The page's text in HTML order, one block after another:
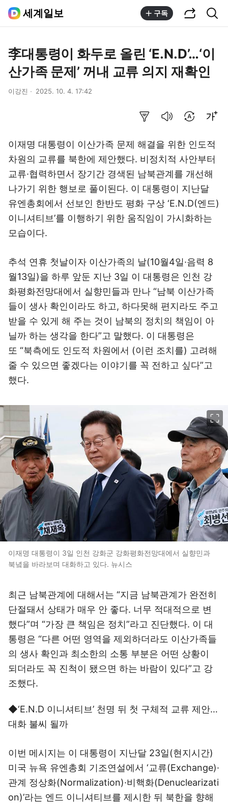
세계일보 구독
李대통령이 화두로 올린 ‘E.N.D’…‘이
산가족 문제’ 꺼내 교류 의지 재확인
이강진 2025. 10. 4. 17:42
이재명 대통령이 이산가족 문제 해결을 위한 인도적
차원의 교류를 북한에 제안했다. 비정치적 사안부터
교류·협력하면서 장기간 경색된 남북관계를 개선해
나가기 위한 행보로 풀이된다. 이 대통령이 지난달
유엔총회에서 선보인 한반도 평화 구상 ‘E.N.D(엔드)
이니셔티브’를 이행하기 위한 움직임이 가시화하는
모습이다.
추석 연휴 첫날이자 이산가족의 날(10월4일·음력 8
월13일)을 하루 앞둔 지난 3일 이 대통령은 인천 강
화평화전망대에서 실향민들과 만나 “남북 이산가족
들이 생사 확인이라도 하고, 하다못해 편지라도 주고
받을 수 있게 해 주는 것이 남북의 정치의 책임이 아
닐까 하는 생각을 한다”고 말했다. 이 대통령은
또 “북측에도 인도적 차원에서 (이런 조치를) 고려해
줄 수 있으면 좋겠다는 이야기를 꼭 전하고 싶다”고
했다.
이재명 대통령이 3일 인천 강화군 강화평화전망대에서 실향민과
북녘을 바라보며 대화하고 있다. 뉴시스
최근 남북관계에 대해서는 “지금 남북관계가 완전히
단절돼서 상태가 매우 안 좋다. 너무 적대적으로 변
했다”며 “가장 큰 책임은 정치”라고 진단했다. 이 대
통령은 “다른 어떤 영역을 제외하더라도 이산가족들
의 생사 확인과 최소한의 소통 부분은 어떤 상황이
되더라도 꼭 진척이 됐으면 하는 바람이 있다”고 강
조했다.
◆‘E.N.D 이니셔티브’ 천명 뒤 첫 구체적 교류 제안…
대화 불씨 될까
이번 메시지는 이 대통령이 지난달 23일(현지시간)
미국 뉴욕 유엔총회 기조연설에서 ‘교류(Exchange)·
관계 정상화(Normalization)·비핵화(Denuclearizati
on)’라는 엔드 이니셔티브를 제시한 뒤 북한을 향해